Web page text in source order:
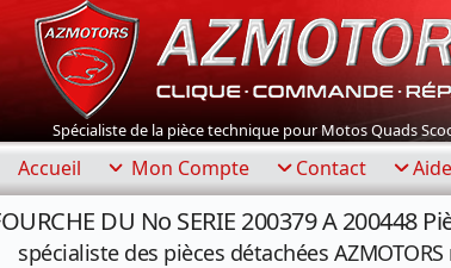
Spécialiste de la pièce technique pour Motos Quads
Accueil Mon Compte Contact Aide
DU No SERIE 200379 A 200448
spécialiste des pièces détachées AZMOTORS